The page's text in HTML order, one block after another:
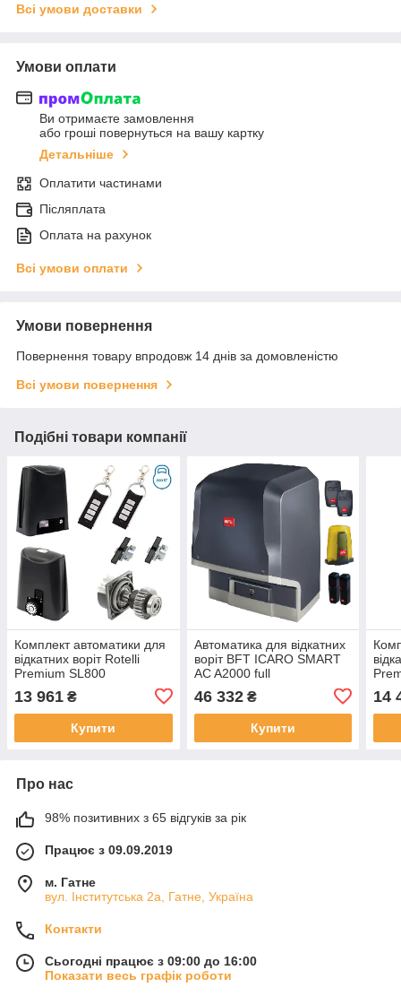
Всі умови доставки
Умови оплати
Ви отримаєте замовлення
або гроші повернуться на вашу картку
Детальніше
Оплатити частинами
Післяплата
Оплата на рахунок
Всі умови оплати
Умови повернення
Повернення товару впродовж 14 днів за домовленістю
Всі умови повернення
Подібні товари компанії
Комплект автоматики для
відкатних воріт Rotelli
Premium SL800
13 961 ₴
Купити
Автоматика для відкатних
воріт BFT ICARO SMART
AC A2000 full
46 332₴
Купити
14
Про нас
98% позитивних з 65 відгуків за рік
Працює з 09.09.2019
м. Гатне
вул. Інститутська 2а, Гатне, Україна
Контакти
Сьогодні працює з 09:00 до 16:00
Показати весь графік роботи